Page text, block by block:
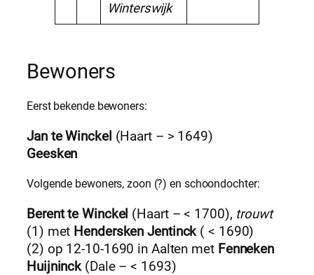
Winterswijk
Bewoners
Eerst bekende bewoners:
Jan te Winckel (Haart – > 1649)
Geesken
Volgende bewoners, zoon (?) en schoondochter:
Berent te Winckel (Haart – < 1700), trouwt
(1) met Hendersken Jentinck( < 1690)
(2) op 12-10-1690 in Aalten met Fenneken
Huijninck(Dale – < 1693)